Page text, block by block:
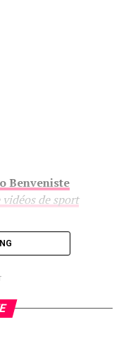
Benveniste
vidéos de sport
et recevez le livre